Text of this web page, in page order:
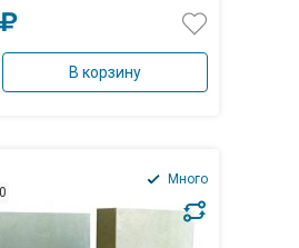
В корзину
Много